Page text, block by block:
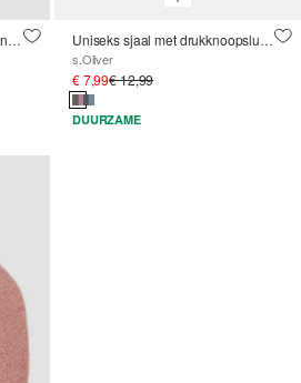
Gebreide uniseks sjaal met pandamotief Uniseks sjaal met drukknoopsluiting in een dubbele verpakking
s.Oliver
€ 7,99€ 12,99
DUURZAME